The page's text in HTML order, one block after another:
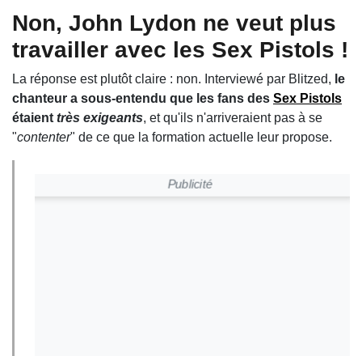
Non, John Lydon ne veut plus
travailler avec les Sex Pistols !
La réponse est plutôt claire : non. Interviewé par Blitzed, le
chanteur a sous-entendu que les fans des Sex Pistols
étaient très exigeants, et qu'ils n'arriveraient pas à se
"contenter" de ce que la formation actuelle leur propose.
Publicité